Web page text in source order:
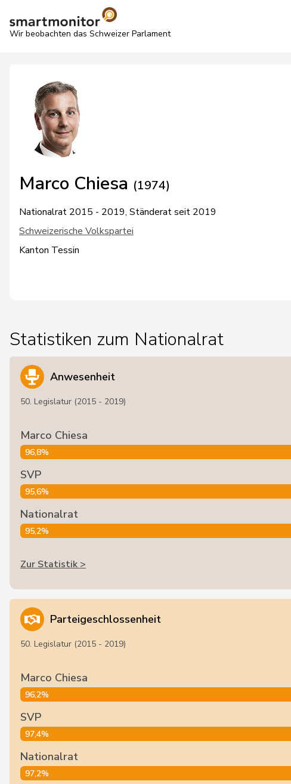
Wir beobachten das Schweizer Parlament
Marco Chiesa (1974)
Nationalrat 2015 - 2019, Ständerat seit 2019
Schweizerische Volkspartei
Kanton Tessin
Statistiken zum Nationalrat
Anwesenheit
50. Legislatur (2015 - 2019)
Marco Chiesa
96,8%
SVP
95,6%
Nationalrat
95,2%
Zur Statistik >
Parteigeschlossenheit
50. Legislatur (2015 - 2019)
Marco Chiesa
96,2%
SVP
97,4%
Nationalrat
97,2%